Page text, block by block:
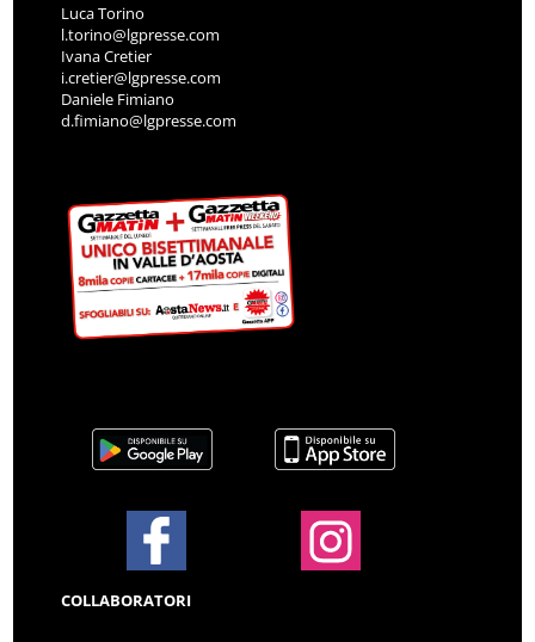
Luca Torino
l.torino@lgpresse.com
Ivana Cretier
i.cretier@lgpresse.com
Daniele Fimiano
d.fimiano@lgpresse.com
COLLABORATORI